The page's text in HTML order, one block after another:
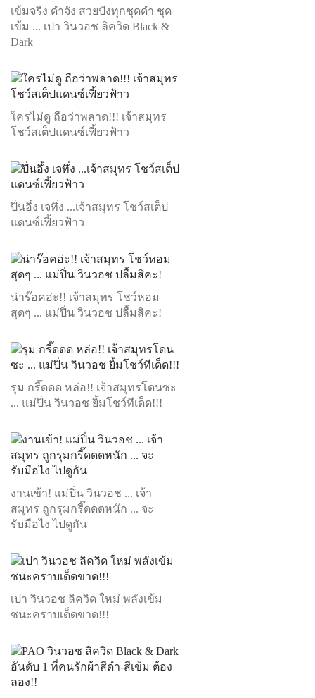
เข้มจริง ดำจัง สวยปังทุกชุดดำ ชุด
เข้ม ... เปา วินวอช ลิควิด Black &
Dark
ใครไม่ดู ถือว่าพลาด!!! เจ้าสมุทร
โชว์สเต็ปแดนซ์เฟี้ยวฟ้าว
ปิ่นอึ้ง เจทึ่ง ...เจ้าสมุทร โชว์สเต็ป
แดนซ์เฟี้ยวฟ้าว
น่าร๊อคอ่ะ!! เจ้าสมุทร โชว์หอม
สุดๆ ... แม่ปิ่น วินวอช ปลื้มสิคะ!
รุม กรี๊ดดด หล่อ!! เจ้าสมุทรโดนซะ
... แม่ปิ่น วินวอช ยิ้มโชว์ทีเด็ด!!!
งานเข้า! แม่ปิ่น วินวอช ... เจ้า
สมุทร ถูกรุมกรี๊ดดดหนัก ... จะ
รับมือไง ไปดูกัน
เปา วินวอช ลิควิด ใหม่ พลังเข้ม
ชนะคราบเด็ดขาด!!!